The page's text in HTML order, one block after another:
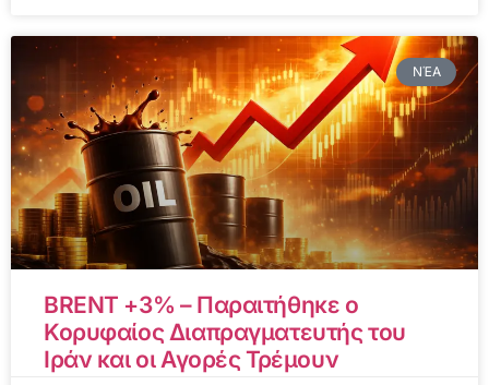
ΝΈΑ
BRENT +3% – Παραιτήθηκε ο
Κορυφαίος Διαπραγματευτής του
Ιράν και οι Αγορές Τρέμουν